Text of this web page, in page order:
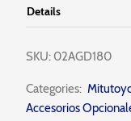
Details
SKU: 02AGD180
Categories:
Accesorios